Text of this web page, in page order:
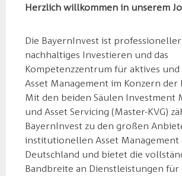
Herzlich willkommen in unserem
Die BayernInvest ist
nachhaltiges Investieren und das
Kompetenzzentrum für aktives und
Asset Management im Konzern der
Mit den beiden Säulen Investment
und Asset Servicing (Master-KVG)
BayernInvest zu den großen
institutionellen Asset Management
Deutschland und bietet die
Bandbreite an Dienstleistungen für